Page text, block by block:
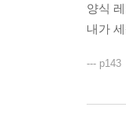
양식
내가
--- p143